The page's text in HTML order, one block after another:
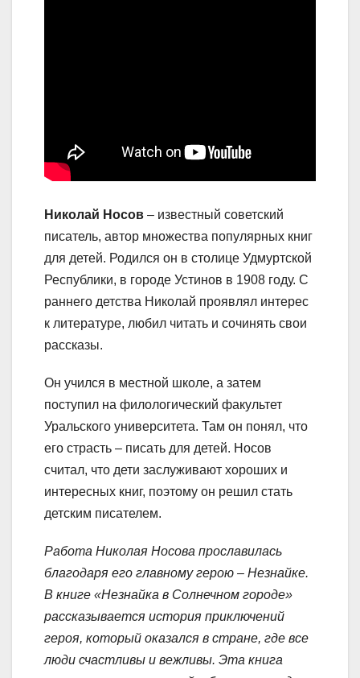
Николай Носов – известный советский
писатель, автор множества популярных книг
для детей. Родился он в столице Удмуртской
Республики, в городе Устинов в 1908 году. С
раннего детства Николай проявлял интерес
к литературе, любил читать и сочинять свои
рассказы.
Он учился в местной школе, а затем
поступил на филологический факультет
Уральского университета. Там он понял, что
его страсть – писать для детей. Носов
считал, что дети заслуживают хороших и
интересных книг, поэтому он решил стать
детским писателем.
Работа Николая Носова прославилась
благодаря его главному герою – Незнайке.
В книге «Незнайка в Солнечном городе»
рассказывается история приключений
героя, который оказался в стране, где все
люди счастливы и вежливы. Эта книга